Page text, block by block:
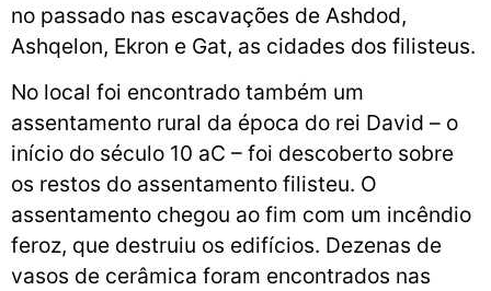
no passado nas escavações de Ashdod,
Ashqelon, Ekron e Gat, as cidades dos filisteus.
No local foi encontrado também um
assentamento rural da época do rei David – o
início do século 10 aC – foi descoberto sobre
os restos do assentamento filisteu. O
assentamento chegou ao fim com um incêndio
feroz, que destruiu os edifícios. Dezenas de
vasos de cerâmica foram encontrados nas